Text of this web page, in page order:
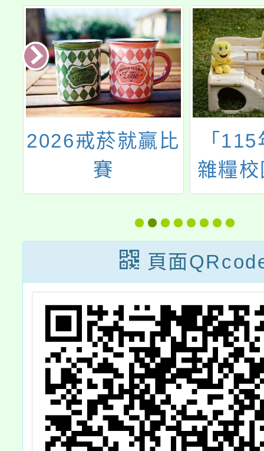
「115年度國產
雜糧校園食農教
育教案遴選」活
動，因故展延報
名期限
轉知
113年
節「
理文
件活
海報
迎同
頁面